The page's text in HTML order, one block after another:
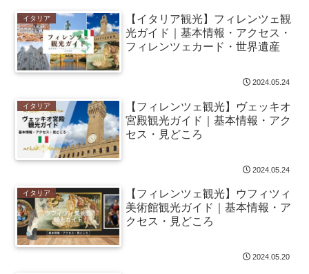
イタリア
【イタリア観光】フィレンツェ観
光ガイド｜基本情報・アクセス・
フィレンツェカード・世界遺産
2024.05.24
イタリア
【フィレンツェ観光】ヴェッキオ
宮殿観光ガイド｜基本情報・アク
セス・見どころ
2024.05.24
イタリア
【フィレンツェ観光】ウフィツィ
美術館観光ガイド｜基本情報・ア
クセス・見どころ
2024.05.20